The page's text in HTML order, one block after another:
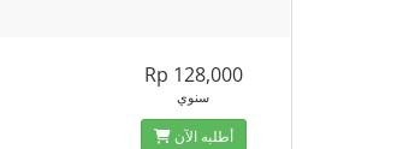
Rp 128,000
سنوي
أطلبه الآن